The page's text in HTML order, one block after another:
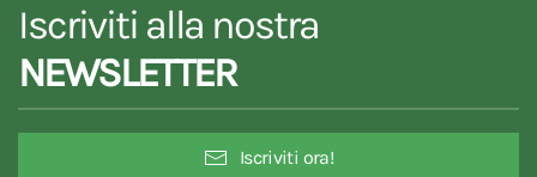
Iscriviti alla nostra
NEWSLETTER
Iscriviti ora!